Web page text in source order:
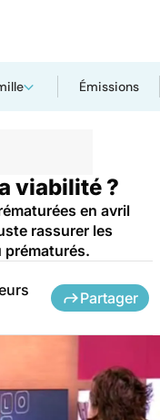
Émissions
viabilité ?
en avril
rassurer les
prématurés.
Partager